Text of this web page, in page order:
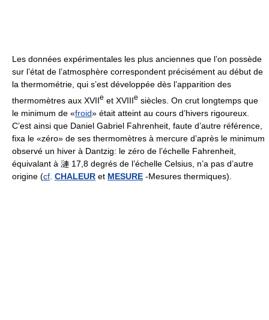
Les données expérimentales les plus anciennes que l’on possède
sur l’état de l’atmosphère correspondent précisément au début de
la thermométrie, qui s’est développée dès l’apparition des
thermomètres aux XVIIe et XVIIIe siècles. On crut longtemps que
le minimum de «froid» était atteint au cours d’hivers rigoureux.
C’est ainsi que Daniel Gabriel Fahrenheit, faute d’autre référence,
fixa le «zéro» de ses thermomètres à mercure d’après le minimum
observé un hiver à Dantzig: le zéro de l’échelle Fahrenheit,
équivalant à 漣 17,8 degrés de l’échelle Celsius, n’a pas d’autre
origine (cf CHALEUR et MESURE -Mesures thermiques).